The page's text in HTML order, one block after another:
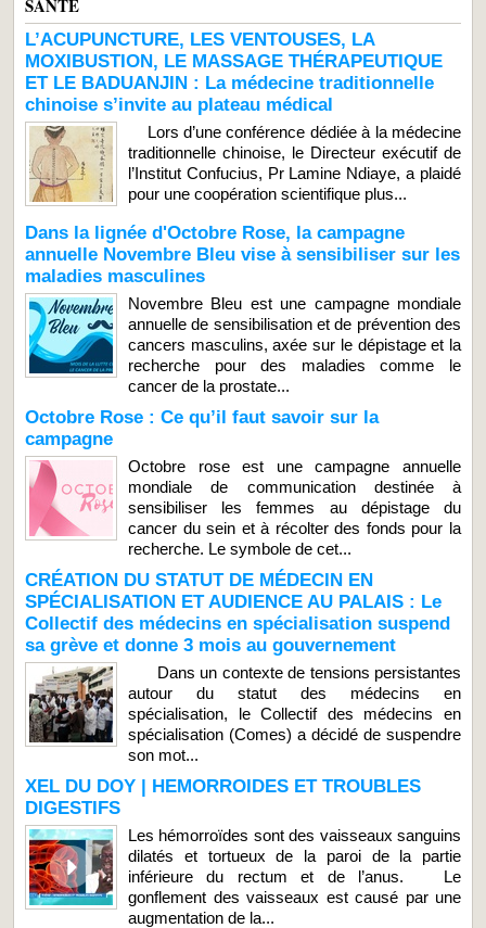
SANTE
L’ACUPUNCTURE, LES VENTOUSES, LA
MOXIBUSTION, LE MASSAGE THÉRAPEUTIQUE
ET LE BADUANJIN : La médecine traditionnelle
chinoise s’invite au plateau médical
Lors d’une conférence dédiée à la médecine
traditionnelle chinoise, le Directeur exécutif de
l’Institut Confucius, Pr Lamine Ndiaye, a plaidé
pour une coopération scientifique plus...
Dans la lignée d'Octobre Rose, la campagne
annuelle Novembre Bleu vise à sensibiliser sur les
maladies masculines
Novembre Bleu est une campagne mondiale
annuelle de sensibilisation et de prévention des
cancers masculins, axée sur le dépistage et la
recherche pour des maladies comme le
cancer de la prostate...
Octobre Rose : Ce qu’il faut savoir sur la
campagne
Octobre rose est une campagne annuelle
mondiale de communication destinée à
sensibiliser les femmes au dépistage du
cancer du sein et à récolter des fonds pour la
recherche. Le symbole de cet...
CRÉATION DU STATUT DE MÉDECIN EN
SPÉCIALISATION ET AUDIENCE AU PALAIS : Le
Collectif des médecins en spécialisation suspend
sa grève et donne 3 mois au gouvernement
Dans un contexte de tensions persistantes
autour du statut des médecins en
spécialisation, le Collectif des médecins en
spécialisation (Comes) a décidé de suspendre
son mot...
XEL DU DOY | HEMORROIDES ET TROUBLES
DIGESTIFS
Les hémorroïdes sont des vaisseaux sanguins
dilatés et tortueux de la paroi de la partie
inférieure du rectum et de l’anus. Le
gonflement des vaisseaux est causé par une
augmentation de la...